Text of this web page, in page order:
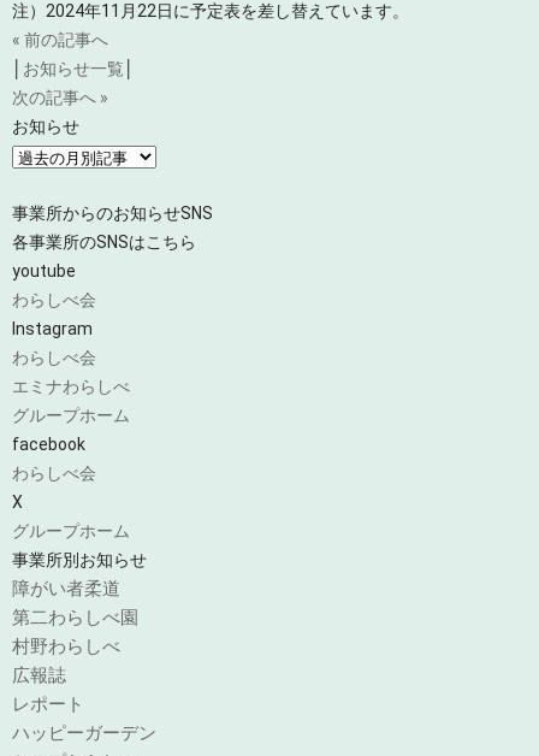
注）2024年11月22日に予定表を差し替えています。
« 前の記事へ
お知らせ一覧
次の記事へ »
お知らせ
事業所からのお知らせSNS
各事業所のSNSはこちら
youtube
わらしべ会
Instagram
わらしべ会
エミナわらしべ
グループホーム
facebook
わらしべ会
X
グループホーム
事業所別お知らせ
障がい者柔道
第二わらしべ園
村野わらしべ
広報誌
レポート
ハッピーガーデン